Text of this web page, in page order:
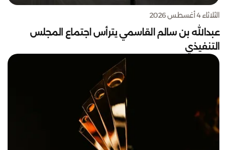
الثلاثاء 4 أغسطس 2026
عبدالله بن سالم القاسمي يترأس اجتماع المجلس
التنفيذي